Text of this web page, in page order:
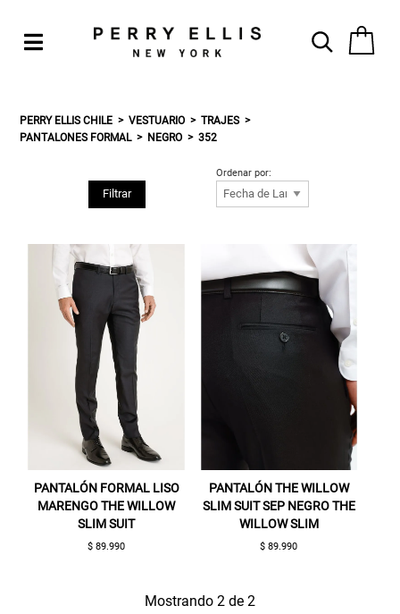
PERRY ELLIS CHILE VESTUARIO
TRAJES
PANTALONES FORMAL
NEGRO 352
Filtrar
Ordenar por:
PANTALÓN FORMAL LISO
MARENGO THE WILLOW
SLIM SUIT
$ 89.990
PANTALÓN THE WILLOW
SLIM SUIT SEP NEGRO THE
WILLOW SLIM
$ 89.990
Mostrando 2 de 2
Gracias por inscribirte!